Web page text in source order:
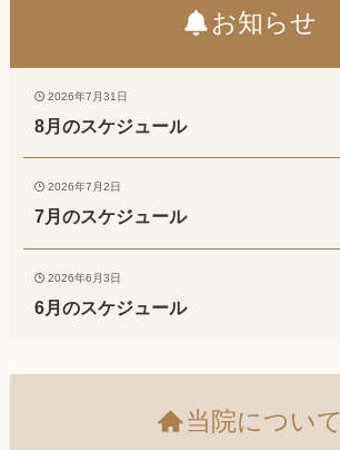
お知らせ
2026年7月31日
8月のスケジュール
2026年7月2日
7月のスケジュール
2026年6月3日
6月のスケジュール
当院について